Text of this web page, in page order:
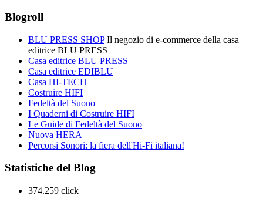
Blogroll
BLU PRESS SHOPIl negozio di e-commerce della casa
editrice BLU PRESS
Casa editrice BLU PRESS
Casa editrice EDIBLU
Casa HI-TECH
Costruire HIFI
Fedeltà del Suono
I Quaderni di Costruire HIFI
Le Guide di Fedeltà del Suono
Nuova HERA
Percorsi Sonori: la fiera dell'Hi-Fi italiana!
Statistiche del Blog
374.259 click